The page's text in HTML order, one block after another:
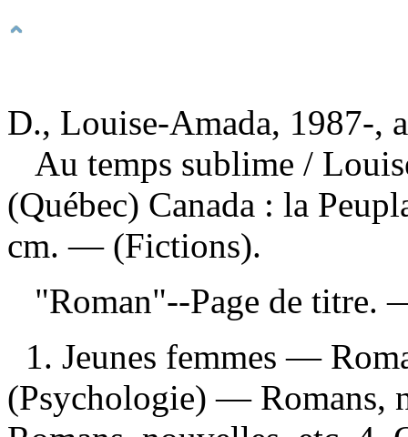
D., Louise-Amada, 1987-,
Au temps sublime /
(Québec) Canada : la
cm. — (Fictions).
"Roman"--Page de
1. Jeunes femmes —
(Psychologie) — Romans,